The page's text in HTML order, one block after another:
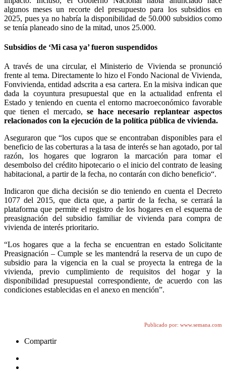
algunos meses un recorte del presupuesto para los subsidios en
2025, pues ya no habría la disponibilidad de 50.000 subsidios como
se tenía planeado sino de la mitad, unos 25.000.
Subsidios de ‘Mi casa ya’ fueron suspendidos
A través de una circular, el Ministerio de Vivienda se pronunció
frente al tema. Directamente lo hizo el Fondo Nacional de Vivienda,
Fonvivienda, entidad adscrita a esa cartera. En la misiva indican que
dada la coyuntura presupuestal que en la actualidad enfrenta el
Estado y teniendo en cuenta el entorno macroeconómico favorable
que tienen el mercado, se hace necesario replantear aspectos
relacionados con la ejecución de la política pública de vivienda.
Aseguraron que “los cupos que se encontraban disponibles para el
beneficio de las coberturas a la tasa de interés se han agotado, por tal
razón, los hogares que lograron la marcación para tomar el
desembolso del crédito hipotecario o el inicio del contrato de leasing
habitacional, a partir de la fecha, no contarán con dicho beneficio“.
Indicaron que dicha decisión se dio teniendo en cuenta el Decreto
1077 del 2015, que dicta que, a partir de la fecha, se cerrará la
plataforma que permite el registro de los hogares en el esquema de
preasignación del subsidio familiar de vivienda para compra de
vivienda de interés prioritario.
“Los hogares que a la fecha se encuentran en estado Solicitante
Preasignación – Cumple se les mantendrá la reserva de un cupo de
subsidio para la vigencia en la cual se proyecta la entrega de la
vivienda, previo cumplimiento de requisitos del hogar y la
disponibilidad presupuestal correspondiente, de acuerdo con las
condiciones establecidas en el anexo en mención”.
Publicado por: www.semana.com
Compartir